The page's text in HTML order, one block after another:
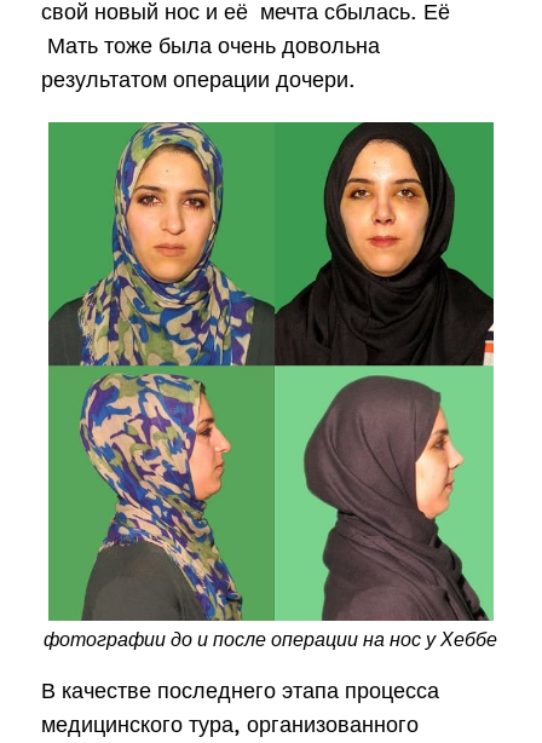
свой новый нос и её мечта сбылась. Её
Мать тоже была очень довольна
результатом операции дочери.
фотографии до и после операции на нос у Хеббе
В качестве последнего этапа процесса
медицинского тура, организованного